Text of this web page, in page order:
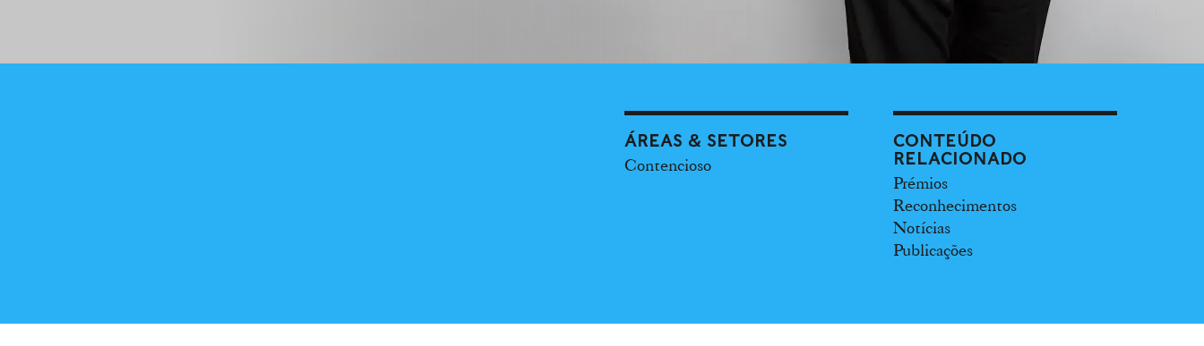
ÁREAS & SETORES
Contencioso
CONTEÚDO
RELACIONADO
Prémios
Reconhecimentos
Notícias
Publicações